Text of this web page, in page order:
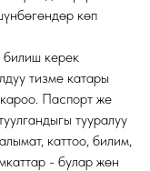
көп
керек
тизме катары
Паспорт же
тууралуу
каттоо, билим,
- булар жөн